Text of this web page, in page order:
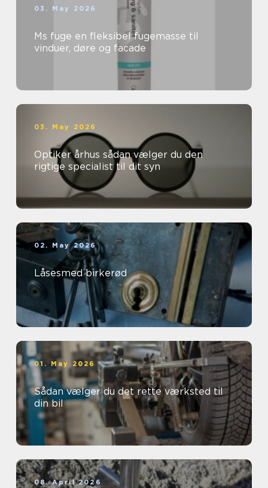
03. May 2026
Ms fuge en fleksibel fugemasse til
vinduer, døre og facade
03. May 2026
Optiker århus sådan vælger du den
rigtige specialist til dit syn
02. May 2026
Låsesmed birkerød
01. May 2026
Sådan vælger du det rette værksted til
din bil
08. April 2026